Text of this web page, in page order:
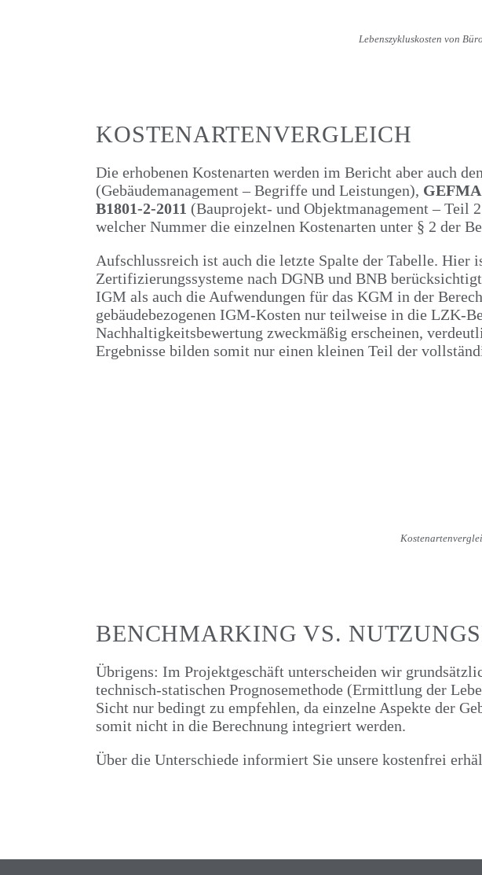
Lebenszykluskosten von
KOSTENARTENVERGLEICH
Die erhobenen Kostenarten werden im Bericht aber auch
(Gebäudemanagement – Begriffe und Leistungen), GEFMA
B1801-2-2011 (Bauprojekt- und Objektmanagement – Teil
welcher Nummer die einzelnen Kostenarten unter § 2 der
Aufschlussreich ist auch die letzte Spalte der Tabelle.
Zertifizierungssysteme nach DGNB und BNB
IGM als auch die Aufwendungen für das KGM in der
gebäudebezogenen IGM-Kosten nur teilweise in die LZK-
Nachhaltigkeitsbewertung zweckmäßig erscheinen,
Ergebnisse bilden somit nur einen kleinen Teil der
BENCHMARKING VS.
Übrigens: Im Projektgeschäft unterscheiden wir
technisch-statischen Prognosemethode (Ermittlung der
Sicht nur bedingt zu empfehlen, da einzelne Aspekte der
somit nicht in die Berechnung integriert werden.
Über die Unterschiede informiert Sie unsere kostenfrei